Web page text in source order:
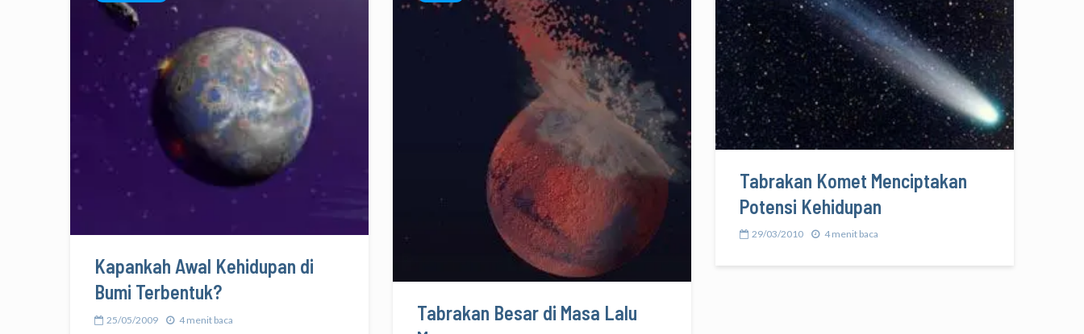
Tabrakan Komet Menciptakan
Potensi Kehidupan
29/03/2010 4 menit baca
Kapankah Awal Kehidupan di
Bumi Terbentuk?
25/05/2009 4 menit baca
Tabrakan Besar di Masa Lalu